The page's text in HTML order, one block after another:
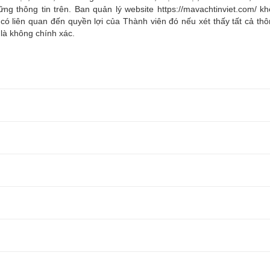
thông tin trên. Ban quản lý website https://mavachtinviet.com/
liên quan đến quyền lợi của Thành viên đó nếu xét thấy tất cả
không chính xác.